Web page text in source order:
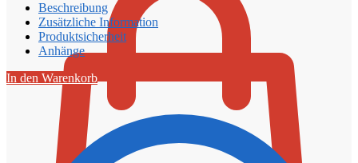
Beschreibung
Zusätzliche Information
Produktsicherheit
Anhänge
In den Warenkorb